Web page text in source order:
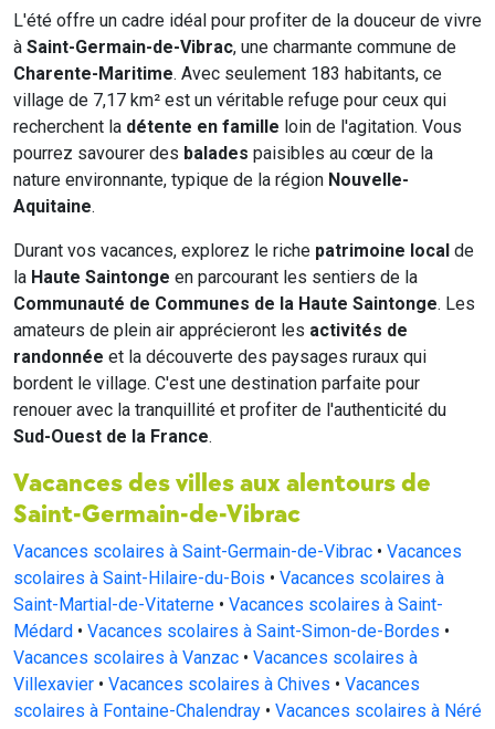
L'été offre un cadre idéal pour profiter de la douceur de vivre
à Saint-Germain-de-Vibrac, une charmante commune de
Charente-Maritime. Avec seulement 183 habitants, ce
village de 7,17 km² est un véritable refuge pour ceux qui
recherchent la détente en famille loin de l'agitation. Vous
pourrez savourer des balades paisibles au cœur de la
nature environnante, typique de la région Nouvelle-
Aquitaine.
Durant vos vacances, explorez le riche patrimoine local de
la Haute Saintonge en parcourant les sentiers de la
Communauté de Communes de la Haute Saintonge. Les
amateurs de plein air apprécieront les activités de
randonnée et la découverte des paysages ruraux qui
bordent le village. C'est une destination parfaite pour
renouer avec la tranquillité et profiter de l'authenticité du
Sud-Ouest de la France.
Vacances des villes aux alentours de
Saint-Germain-de-Vibrac
Vacances scolaires à Saint-Germain-de-Vibrac • Vacances
scolaires à Saint-Hilaire-du-Bois • Vacances scolaires à
Saint-Martial-de-Vitaterne • Vacances scolaires à Saint-
Médard • Vacances scolaires à Saint-Simon-de-Bordes •
Vacances scolaires à Vanzac • Vacances scolaires à
Villexavier • Vacances scolaires à Chives • Vacances
scolaires à Fontaine-Chalendray • Vacances scolaires à Néré